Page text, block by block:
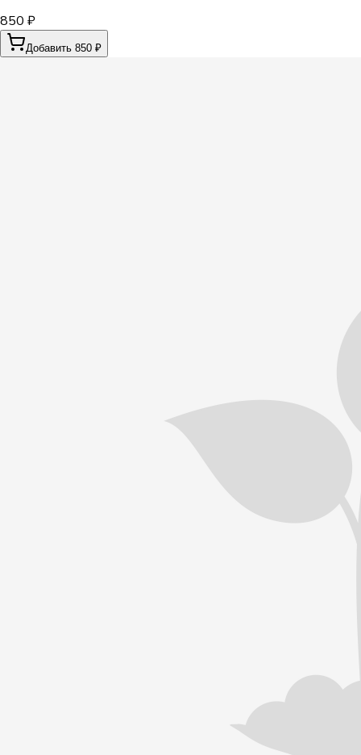
850 ₽
Добавить 850 ₽